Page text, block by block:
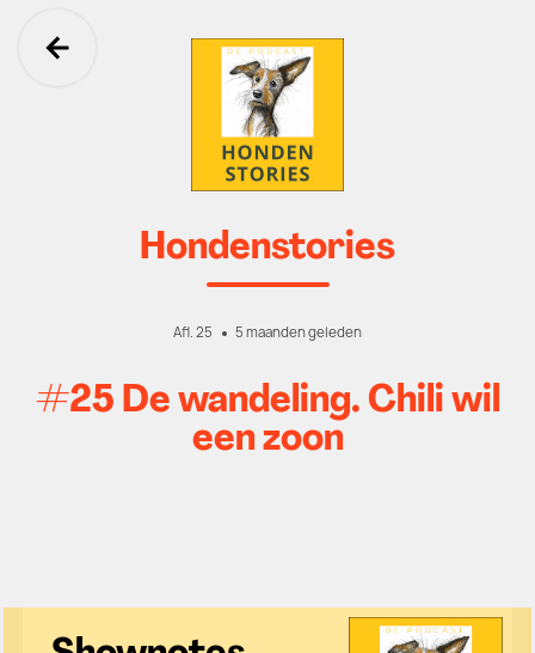
Ga terug
Hondenstories
Afl. 25 5 maanden geleden
#25 De wandeling. Chili wil
een zoon